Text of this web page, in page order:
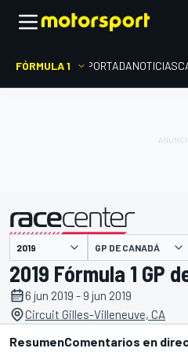
FÓRMULA 1 PORTADANOTICIAS
presentado por GP DE CANADÁ
2019 Fórmula 1 GP
6 jun 2019 - 9 jun 2019
Circuit Gilles-Villeneuve, CA
ResumenComentarios en